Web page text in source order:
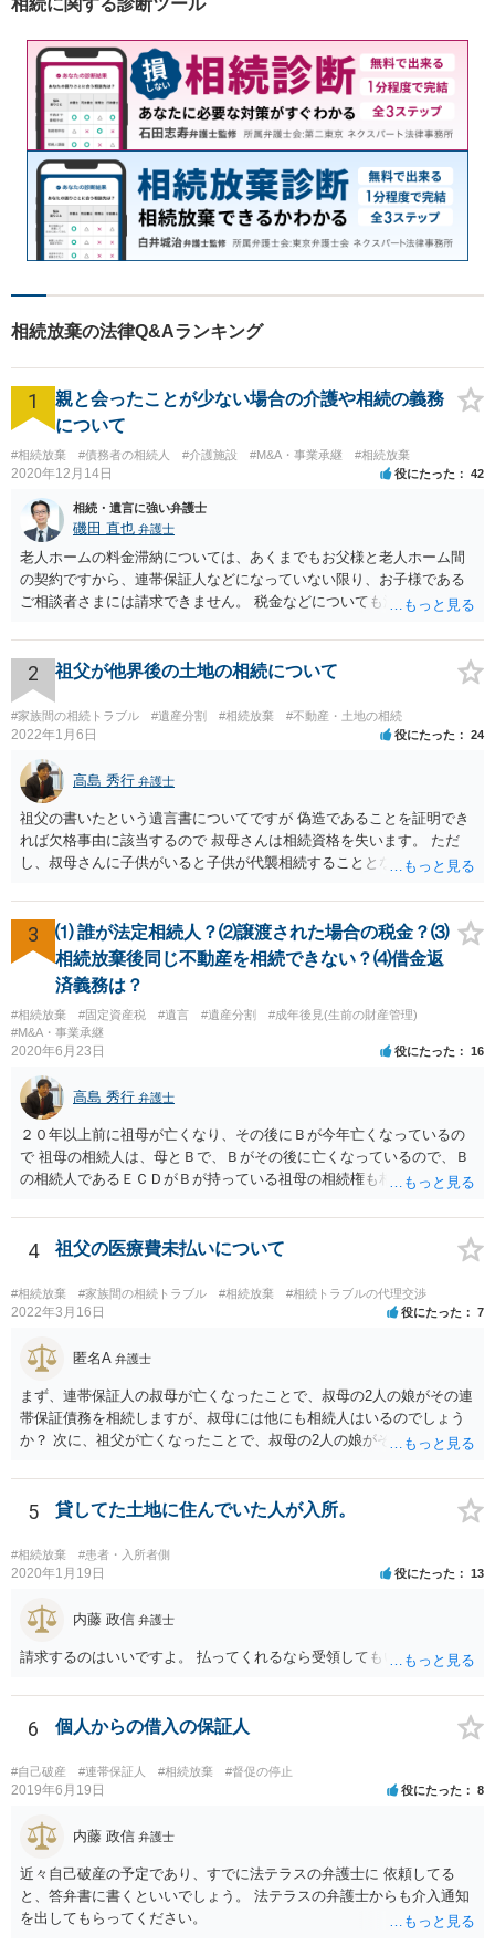
気軽にご相談ください。
相続放棄の法律Q&Aランキング
1
親と会ったことが少ない場合の介護や相続の義務
について
#相続放棄 #債務者の相続人 #介護施設 #M&A・事業承継 #相続放棄
2020年12月14日 役にたった 42
相続・遺言に強い弁護士
磯田 直也 弁護士
老人ホームの料金滞納については、あくまでもお父様と老人ホーム間
の契約ですから、連帯保証人などになっていない限り、お子様である
ご相談者さまには請求できません。 税金などについても滞納している
護受給の際に扶養できないかという連絡が役所から来ますが、できな
い旨回答すればそれまでです。 相続が開始した場合については先述の
通りです。 民法上の扶養義務はご相談者さまがお考えのほど強いもの
ではありません。 あくまでも、余力の範囲で認められるものです。 親
の介護は子供がみるという民法の条文はありません。 また、親に対す
る扶養義務は配偶者や子に対する扶養義務に比べて弱いものです。 生
まれてすぐ両親が離婚し、その後会っていなかったという事情も、扶
養義務の順位を下げる一つの理由になります。
2 祖父が他界後の土地の相続について
#家族間の相続トラブル #遺産分割 #相続放棄 #不動産・土地の相続
2022年1月6日 役にたった 24
高島 秀行 弁護士
祖父の書いたという遺言書についてですが 偽造であることを証明でき
れば欠格事由に該当するので 叔母さんは相続資格を失います。 ただ
し、叔母さんに子供がいると子供が代襲相続することとなります。 い
3
⑴ 誰が法定相続人？⑵譲渡された場合の税金？⑶
相続放棄後同じ不動産を相続できない？⑷借金返
済義務は？
#相続放棄 #固定資産税 #遺言 #遺産分割
#成年後見(生前の財産管理)
#M&A・事業承継
2020年6月23日 役にたった 16
高島 秀行 弁護士
２０年以上前に祖母が亡くなり、その後にＢが今年亡くなっているの
で 祖母の相続人は、母とＢで、Ｂがその後に亡くなっているので、Ｂ
の相続人であるＥＣＤがＢが持っている祖母の相続権も相続すること
Ｅも行う必要があります。 Ｂの配偶者であるＥは常にＢの相続人とな
ります。
4 祖父の医療費未払いについて
#相続放棄 #家族間の相続トラブル #相続放棄 #相続トラブルの代理交渉
2022年3月16日 役にたった 7
匿名A 弁護士
まず、連帯保証人の叔母が亡くなったことで、叔母の2人の娘がその連
帯保証債務を相続しますが、叔母には他にも相続人はいるのでしょう
か？ 次に、祖父が亡くなったことで、叔母の2人の娘がそれぞれ4分の
5 貸してた土地に住んでいた人が入所。
#相続放棄 #患者・入所者側
2020年1月19日 役にたった 13
内藤 政信 弁護士
請求するのはいいですよ。 払ってくれるなら受領してもいいですよ。
6 個人からの借入の保証人
#自己破産 #連帯保証人 #相続放棄 #督促の停止
2019年6月19日 役にたった 8
内藤 政信 弁護士
近々自己破産の予定であり、すでに法テラスの弁護士に 依頼してる
と、答弁書に書くといいでしょう。 法テラスの弁護士からも介入通知
を出してもらってください。